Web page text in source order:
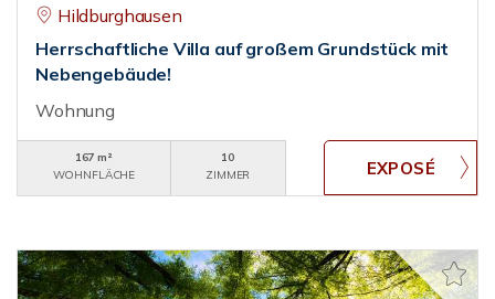
Hildburghausen
Herrschaftliche Villa auf großem Grundstück mit
Nebengebäude!
Wohnung
167 m²
WOHNFLÄCHE
10
ZIMMER